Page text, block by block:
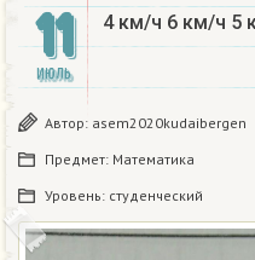
11
ИЮЛЬ
4 км/ч 6 км/ч 5
Автор: asem2020kudaibergen
Предмет: Математика
Уровень: студенческий